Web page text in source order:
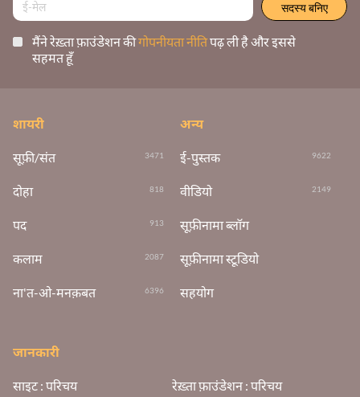
मैंने रेख़्ता फ़ाउंडेशन कीगोपनीयता नीतिपढ़ ली है और इससे
सहमत हूँ
शायरी
सूफ़ी/संत 3471
दोहा 818
पद 913
कलाम 2087
ना'त-ओ-मनक़बत 6396
अन्य
ई-पुस्तक 9622
वीडियो 2149
सूफ़ीनामा ब्लॉग
सूफ़ीनामा स्टूडियो
सहयोग
जानकारी
साइट : परिचय रेख़्ता फ़ाउंडेशन : परिचय